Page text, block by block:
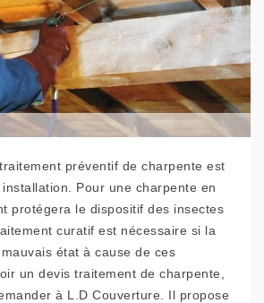
préventif de charpente est
Pour une charpente en
protégera le dispositif des insectes
curatif est nécessaire si la
état à cause de ces
un devis traitement de charpente,
à L.D Couverture. Il propose